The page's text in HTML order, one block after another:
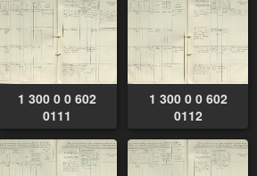
1 300 0 0 602
0111
1 300 0 0 602
0112